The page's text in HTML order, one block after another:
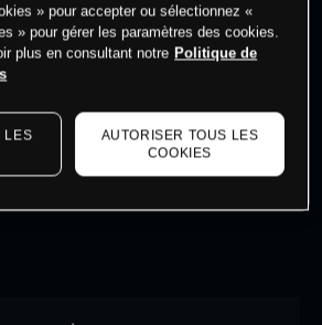
du marché.Log into see latest
market data
» pour accepter ou sélectionnez «
» pour gérer les paramètres des cookies.
plus en consultant notre Politique de
LES
AUTORISER TOUS LES
COOKIES